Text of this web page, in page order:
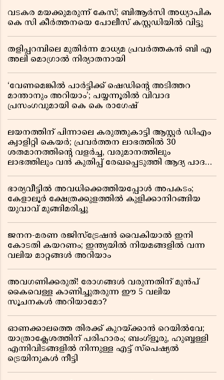
വടകര മയക്കുമരുന്ന് കേസ്; ബിആർസി അധ്യാപിക
കെ സി കീർത്തനയെ പോലീസ് കസ്റ്റഡിയിൽ വിട്ടു
തളിപ്പറമ്പിലെ മുതിർന്ന മാധ്യമ പ്രവർത്തകൻ ബി എ
അലി മൊഗ്രാൽ നിര്യാതനായി
‘വേണമെങ്കിൽ പാർട്ടിക്ക് ഷെഡിൻ്റെ അടിത്തറ
മാന്താനും അറിയാം’; പയ്യന്നൂരിൽ വിവാദ
പ്രസംഗവുമായി കെ കെ രാഗേഷ്
ലയനത്തിന് പിന്നാലെ കരുത്തുകാട്ടി ആസ്റ്റർ ഡിഎം
ക്വാളിറ്റി കെയർ; പ്രവർത്തന ലാഭത്തിൽ 30
ശതമാനത്തിൻ്റെ വളർച്ച, വരുമാനത്തിലും
ലാഭത്തിലും വൻ കുതിപ്പ് രേഖപ്പെടുത്തി ആദ്യ പാദ
ഭാര്യവീട്ടിൽ അവധിക്കെത്തിയപ്പോൾ അപകടം;
കേളാലൂർ ക്ഷേത്രക്കുളത്തിൽ കുളിക്കാനിറങ്ങിയ
യുവാവ് മുങ്ങിമരിച്ചു
ജനന-മരണ രജിസ്ട്രേഷൻ വൈകിയാൽ ഇനി
കോടതി കയറണം; ഇന്ത്യയിൽ നിയമങ്ങളിൽ വന്ന
വലിയ മാറ്റങ്ങൾ അറിയാം
അവഗണിക്കരുത്! രോഗങ്ങൾ വരുന്നതിന് മുൻപ്
കൈവെള്ള കാണിച്ചുതരുന്ന ഈ 5 വലിയ
സൂചനകൾ അറിയാമോ?
ഓണക്കാലത്തെ തിരക്ക് കുറയ്ക്കാൻ റെയിൽവേ;
യാത്രാക്ലേശത്തിന് പരിഹാരം; ബംഗ്ളൂരു, ഹുബ്ബള്ളി
എന്നിവിടങ്ങളിൽ നിന്നുള്ള എട്ട് സ്പെഷ്യൽ
ട്രെയിനുകൾ നീട്ടി